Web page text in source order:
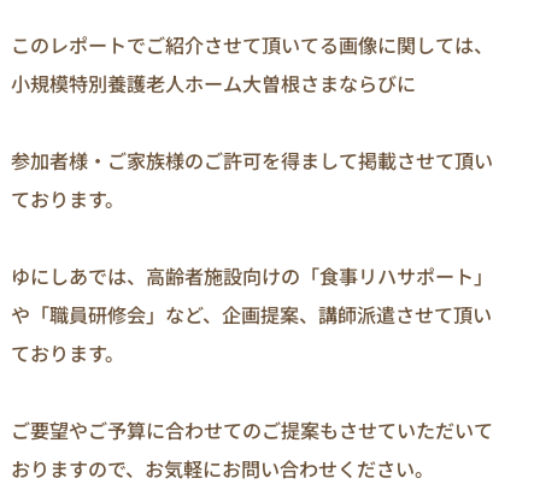
このレポートでご紹介させて頂いてる画像に関しては、
小規模特別養護老人ホーム大曽根さまならびに
参加者様・ご家族様のご許可を得まして掲載させて頂い
ております。
ゆにしあでは、高齢者施設向けの「食事リハサポート」
や「職員研修会」など、企画提案、講師派遣させて頂い
ております。
ご要望やご予算に合わせてのご提案もさせていただいて
おりますので、お気軽にお問い合わせください。